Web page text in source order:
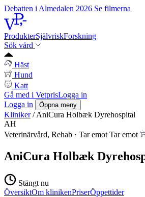
Debatten i Almedalen 2026 Se filmerna
ProdukterSjälvriskForskning
Sök vård
Häst
Hund
Katt
Gå med i VetprisLogga in
Logga in
Öppna meny
Kliniker / AniCura Holbæk Dyrehospital
AH
Veterinärvård, Rehab · Tar emot Tar emot
AniCura Holbæk
Stängt nu
ÖversiktOm klinikenPriserÖppettider